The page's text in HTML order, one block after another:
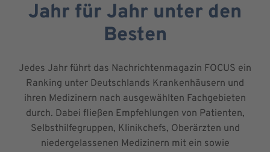
Jahr für Jahr unter den
Besten
Jedes Jahr führt das Nachrichtenmagazin FOCUS ein
Ranking unter Deutschlands Krankenhäusern und
ihren Medizinern nach ausgewählten Fachgebieten
durch. Dabei fließen Empfehlungen von Patienten,
Selbsthilfegruppen, Klinikchefs, Oberärzten und
niedergelassenen Medizinern mit ein sowie